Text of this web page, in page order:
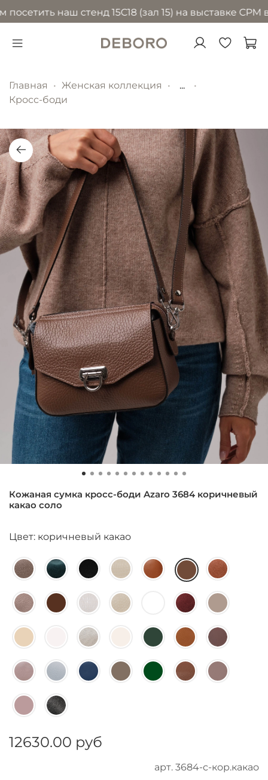
наш стенд 15С18 (зал 15) на выставке CPM
Главная Женская коллекция
...
Кросс-боди
арт. 3684-с-кор.какао
Кожаная сумка кросс-боди Azaro 3684 коричневый
какао соло
Цвет: коричневый какао
12630.00 руб